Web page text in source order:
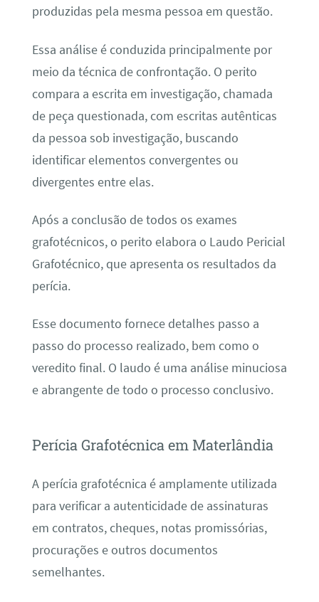
produzidas pela mesma pessoa em questão.
Essa análise é conduzida principalmente por
meio da técnica de confrontação. O perito
compara a escrita em investigação, chamada
de peça questionada, com escritas autênticas
da pessoa sob investigação, buscando
identificar elementos convergentes ou
divergentes entre elas.
Após a conclusão de todos os exames
grafotécnicos, o perito elabora o Laudo Pericial
Grafotécnico, que apresenta os resultados da
perícia.
Esse documento fornece detalhes passo a
passo do processo realizado, bem como o
veredito final. O laudo é uma análise minuciosa
e abrangente de todo o processo conclusivo.
Perícia Grafotécnica em Materlândia
A perícia grafotécnica é amplamente utilizada
para verificar a autenticidade de assinaturas
em contratos, cheques, notas promissórias,
procurações e outros documentos
semelhantes.